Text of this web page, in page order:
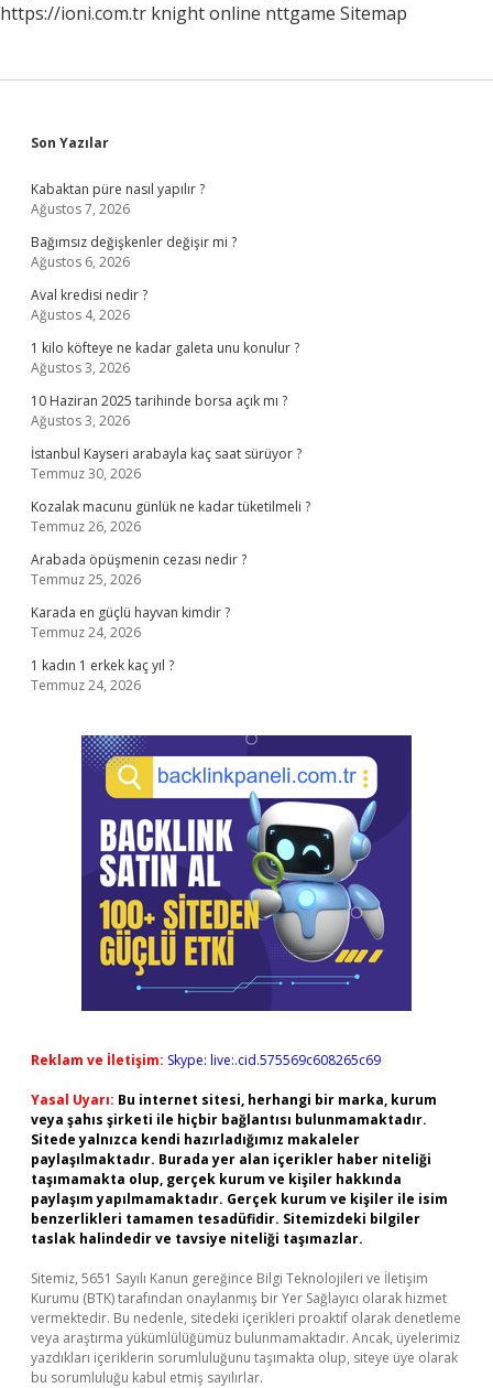
https://ioni.com.tr knight online nttgame Sitemap
Sidebar
Son Yazılar
Kabaktan püre nasıl yapılır ?
Ağustos 7, 2026
Bağımsız değişkenler değişir mi ?
Ağustos 6, 2026
Aval kredisi nedir ?
Ağustos 4, 2026
1 kilo köfteye ne kadar galeta unu konulur ?
Ağustos 3, 2026
10 Haziran 2025 tarihinde borsa açık mı ?
Ağustos 3, 2026
İstanbul Kayseri arabayla kaç saat sürüyor ?
Temmuz 30, 2026
Kozalak macunu günlük ne kadar tüketilmeli ?
Temmuz 26, 2026
Arabada öpüşmenin cezası nedir ?
Temmuz 25, 2026
Karada en güçlü hayvan kimdir ?
Temmuz 24, 2026
1 kadın 1 erkek kaç yıl ?
Temmuz 24, 2026
Reklam ve İletişim: Skype: live:.cid.575569c608265c69
Yasal Uyarı: Bu internet sitesi, herhangi bir marka, kurum
veya şahıs şirketi ile hiçbir bağlantısı bulunmamaktadır.
Sitede yalnızca kendi hazırladığımız makaleler
paylaşılmaktadır. Burada yer alan içerikler haber niteliği
taşımamakta olup, gerçek kurum ve kişiler hakkında
paylaşım yapılmamaktadır. Gerçek kurum ve kişiler ile isim
benzerlikleri tamamen tesadüfidir. Sitemizdeki bilgiler
taslak halindedir ve tavsiye niteliği taşımazlar.
Sitemiz, 5651 Sayılı Kanun gereğince Bilgi Teknolojileri ve İletişim
Kurumu (BTK) tarafından onaylanmış bir Yer Sağlayıcı olarak hizmet
vermektedir. Bu nedenle, sitedeki içerikleri proaktif olarak denetleme
veya araştırma yükümlülüğümüz bulunmamaktadır. Ancak, üyelerimiz
yazdıkları içeriklerin sorumluluğunu taşımakta olup, siteye üye olarak
bu sorumluluğu kabul etmiş sayılırlar.